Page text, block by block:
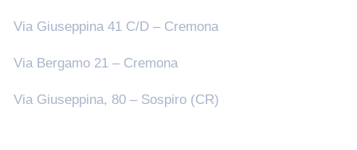
Via Giuseppina 41 C/D – Cremona
Via Bergamo 21 – Cremona
Via Giuseppina, 80 – Sospiro (CR)